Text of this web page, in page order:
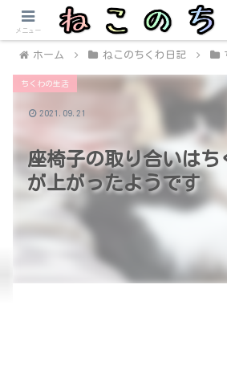
ホーム ねこのちくわ日記
座椅子の取り合いはち
が上がったようです
ちくわの生活
2021.09.21
メニュー